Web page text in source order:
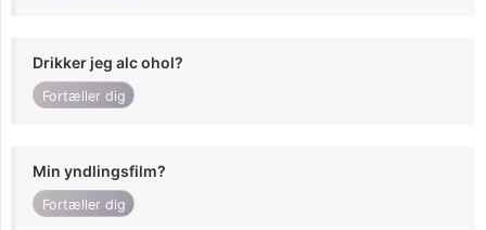
Drikker jeg alc ohol?
Fortæller dig
Min yndlingsfilm?
Fortæller dig